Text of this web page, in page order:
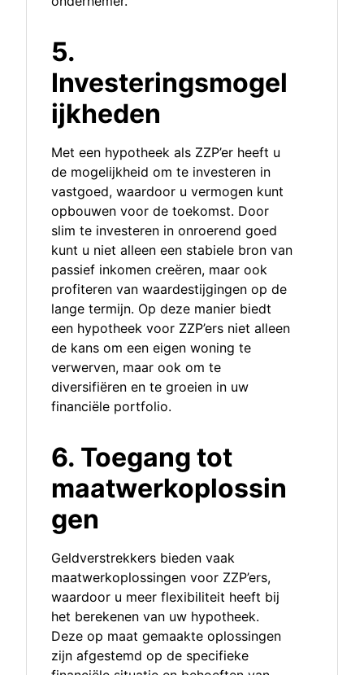
5.
Investeringsmogel
ijkheden
Met een hypotheek als ZZP’er heeft u
de mogelijkheid om te investeren in
vastgoed, waardoor u vermogen kunt
opbouwen voor de toekomst. Door
slim te investeren in onroerend goed
kunt u niet alleen een stabiele bron van
passief inkomen creëren, maar ook
profiteren van waardestijgingen op de
lange termijn. Op deze manier biedt
een hypotheek voor ZZP’ers niet alleen
de kans om een eigen woning te
verwerven, maar ook om te
diversifiëren en te groeien in uw
financiële portfolio.
6. Toegang tot
maatwerkoplossin
gen
Geldverstrekkers bieden vaak
maatwerkoplossingen voor ZZP’ers,
waardoor u meer flexibiliteit heeft bij
het berekenen van uw hypotheek.
Deze op maat gemaakte oplossingen
zijn afgestemd op de specifieke